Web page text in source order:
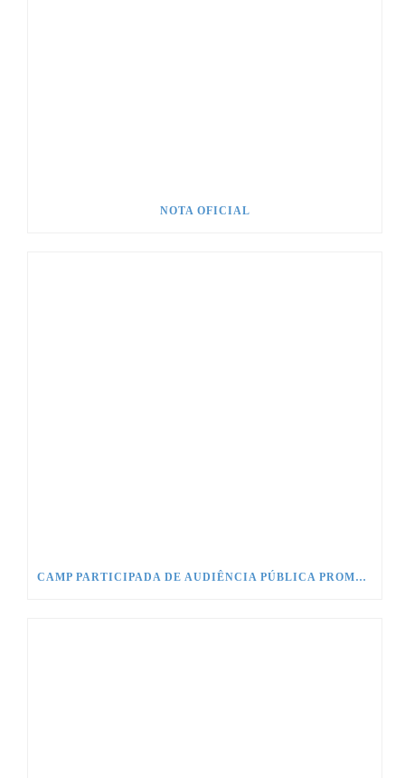
NOTA OFICIAL
CAMP PARTICIPADA DE AUDIÊNCIA PÚBLICA PROMOVIDA PELO CONSELHO DE COMUNICAÇÃO SOCIAL NO CONGRESSO